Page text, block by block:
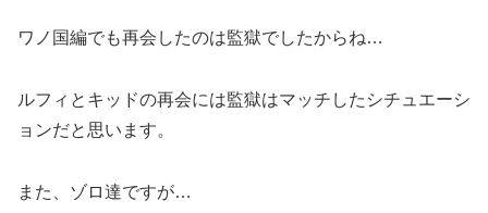
ワノ国編でも再会したのは監獄でしたからね…
ルフィとキッドの再会には監獄はマッチしたシチュエーシ
ョンだと思います。
また、ゾロ達ですが…